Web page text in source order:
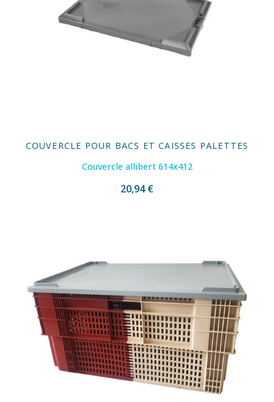
COUVERCLE POUR BACS ET CAISSES PALETTES
Couvercle allibert 614x412
20,94 €